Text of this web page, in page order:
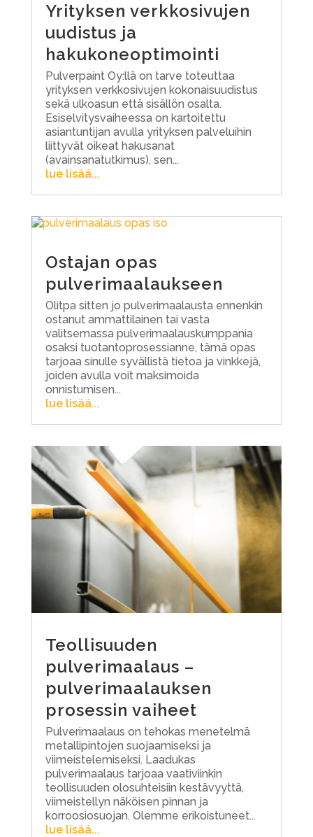
Yrityksen verkkosivujen
uudistus ja
hakukoneoptimointi
Pulverpaint Oy:llä on tarve toteuttaa
yrityksen verkkosivujen kokonaisuudistus
sekä ulkoasun että sisällön osalta.
Esiselvitysvaiheessa on kartoitettu
asiantuntijan avulla yrityksen palveluihin
liittyvät oikeat hakusanat
(avainsanatutkimus), sen...
lue lisää...
Ostajan opas
pulverimaalaukseen
Olitpa sitten jo pulverimaalausta ennenkin
ostanut ammattilainen tai vasta
valitsemassa pulverimaalauskumppania
osaksi tuotantoprosessianne, tämä opas
tarjoaa sinulle syvällistä tietoa ja vinkkejä,
joiden avulla voit maksimoida
onnistumisen...
lue lisää...
Teollisuuden
pulverimaalaus –
pulverimaalauksen
prosessin vaiheet
Pulverimaalaus on tehokas menetelmä
metallipintojen suojaamiseksi ja
viimeistelemiseksi. Laadukas
pulverimaalaus tarjoaa vaativiinkin
teollisuuden olosuhteisiin kestävyyttä,
viimeistellyn näköisen pinnan ja
korroosiosuojan. Olemme erikoistuneet...
lue lisää...